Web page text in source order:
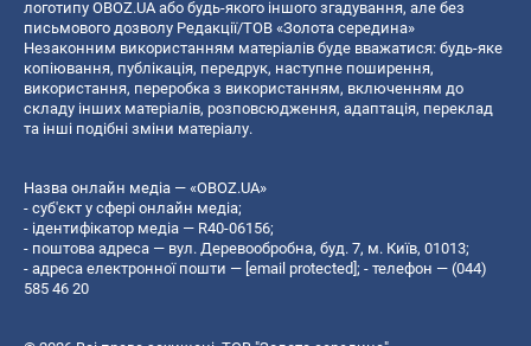
логотипу OBOZ.UA або будь-якого іншого згадування, але без
письмового дозволу Редакції/ТОВ «Золота середина»
Незаконним використанням матеріалів буде вважатися: будь-яке
копiювання, публiкацiя, передрук, наступне поширення,
використання, переробка з використанням, включенням до
складу інших матеріалів, розповсюдження, адаптація, переклад
та інші подібні зміни матеріалу.
Назва онлайн медіа — «OBOZ.UA»
- суб'єкт у сфері онлайн медіа;
- ідентифікатор медіа — R40-06156;
- поштова адреса — вул. Деревообробна, буд. 7, м. Київ, 01013;
- адреса електронної пошти — [email protected] ; - телефон — (044)
585 46 20